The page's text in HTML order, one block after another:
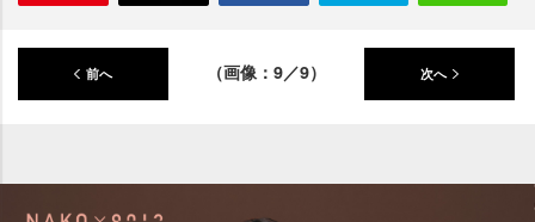
前へ （画像：9／9） 次へ